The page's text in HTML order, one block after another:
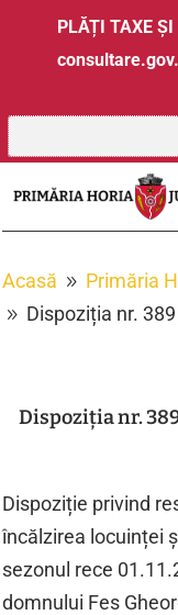
PLĂȚI TAXE
Acasă 9 Primăria
9 Dispoziția nr.
Dispoziția nr.
Dispoziție privind
încălzirea locuinței
sezonul rece
domnului Fes